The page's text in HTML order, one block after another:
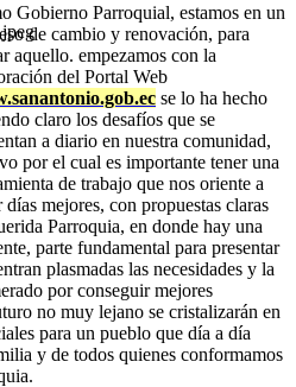
Gobierno Parroquial, estamos en un
de cambio y renovación, para
aquello. empezamos con la
del Portal Web
se lo ha hecho
claro los desafíos que se
a diario en nuestra comunidad,
por el cual es importante tener una
de trabajo que nos oriente a
días mejores, con propuestas claras
Parroquia, en donde hay una
parte fundamental para presentar
plasmadas las necesidades y la
por conseguir mejores
no muy lejano se cristalizarán en
para un pueblo que día a día
y de todos quienes conformamos